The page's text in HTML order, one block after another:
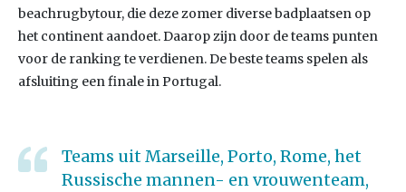
beachrugbytour, die deze zomer diverse badplaatsen op
het continent aandoet. Daarop zijn door de teams punten
voor de ranking te verdienen. De beste teams spelen als
afsluiting een finale in Portugal.
Teams uit Marseille, Porto, Rome, het
Russische mannen- en vrouwenteam,